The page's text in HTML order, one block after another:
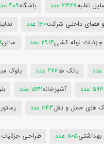
نقلیه2367 عدد باشگاه409 عدد
فضای داخلی شرکت160 عدد
جزئیات لوله کشی2914 عدد سالن
بانک ها276 عدد بلوک
596 عدد آشپزخانه1541 عدد
های حمل و نقل643 عدد
805 عدد طراحی